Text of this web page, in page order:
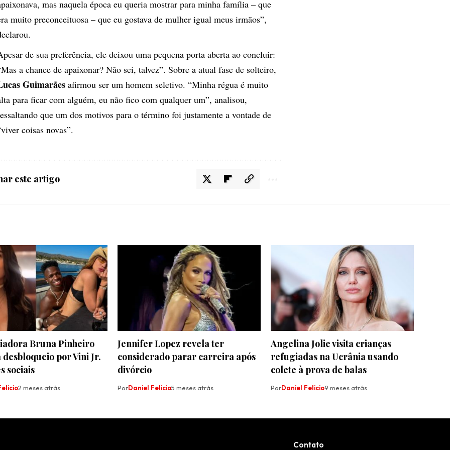
mas naquela época eu queria mostrar para minha família – que
muito preconceituosa – que eu gostava de mulher igual meus irmãos”,
u.
de sua preferência, ele deixou uma pequena porta aberta ao concluir:
a chance de apaixonar? Não sei, talvez”. Sobre a atual fase de solteiro,
Guimarães afirmou ser um homem seletivo. “Minha régua é muito
para ficar com alguém, eu não fico com qualquer um”, analisou,
que um dos motivos para o término foi justamente a vontade de
coisas novas”.
este artigo
Bruna Pinheiro
desbloqueio por Vini Jr.
sociais
2 meses atrás
Jennifer Lopez revela ter
considerado parar carreira após
divórcio
PorDaniel Felicio5 meses atrás
Angelina Jolie visita crianças
refugiadas na Ucrânia usando
colete à prova de balas
PorDaniel Felicio9 meses atrás
Contato